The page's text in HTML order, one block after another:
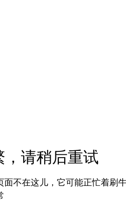
，请稍后重试
面不在这儿，它可能正忙着刷